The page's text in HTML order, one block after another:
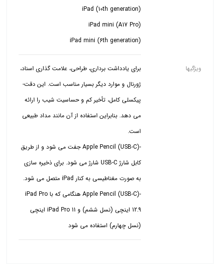
iPad (10th generation)
iPad mini (A17 Pro)
iPad mini (6th generation)
ویژگیها
برای یادداشت برداری، طراحی، علامت گذاری اسناد،
ژورنال و موارد دیگر بسیار مناسب است. این دقت-
پیکسلی کامل، تأخیر کم و حساسیت شیب را ارائه
می دهد. بنابراین استفاده از آن مانند مداد طبیعی
-Apple Pencil (USB-C) جفت می شود و از طریق
کابل شارژ USB-C شارژ می شود. برای ذخیره سازی
-Apple Pencil (USB-C) هنگامی که با iPad Pro
12.9 اینچی (نسل ششم) و iPad Pro 11 اینچی
(نسل چهارم) استفاده می شود